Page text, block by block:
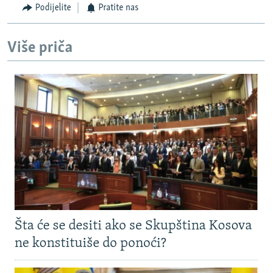
Podijelite Pratite nas
Više priča
Šta će se desiti ako se Skupština Kosova
ne konstituiše do ponoći?